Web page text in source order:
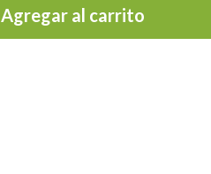
Agregar al carrito